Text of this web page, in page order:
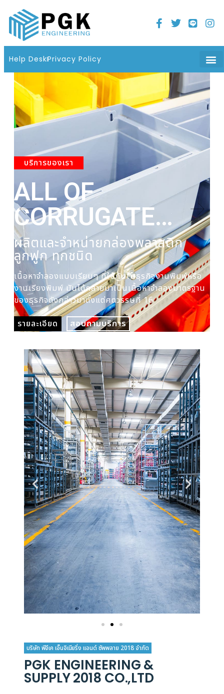
Help DeskPrivacy Policy
Home
21 มิถุนายน 2022
บริการของเรา
ALL OF
CORRUGATE
PLASTIC BOX
ผลิตและจำหน่ายกล่องพลาสติก
ลูกฟูก ทุกชนิด
เนื้อหาจำลองแบบเรียบๆ ที่ใช้กันในธุรกิจงานพิมพ์หรือ
งานเรียงพิมพ์ มันได้กลายมาเป็นเนื้อหาจำลองมาตรฐาน
ของธุรกิจดังกล่าวมาตั้งแต่ศตวรรษที่ 16
รายละเอียด
สอบถามบริการ
บริษัท พีจีเค เอ็นจิเนียริ่ง แอนด์ ซัพพลาย 2018 จำกัด
PGK ENGINEERING &
SUPPLY 2018 CO.,LTD